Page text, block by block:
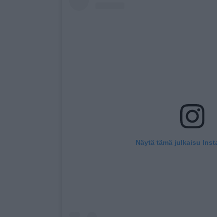
Näytä tämä julkaisu